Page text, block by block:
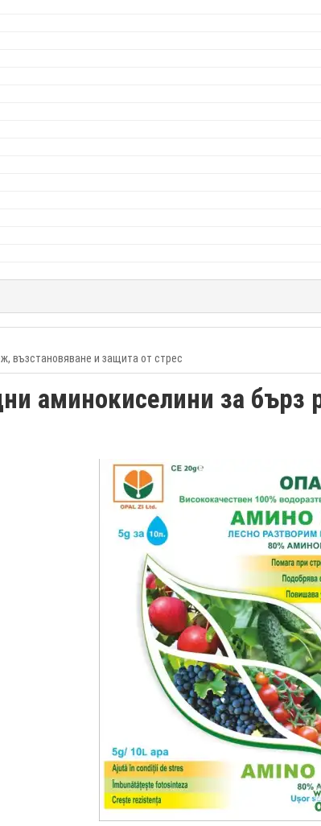
възстановяване и защита от стрес
аминокиселини за бърз